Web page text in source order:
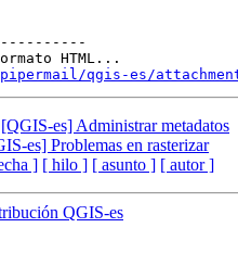
HTML...
qgis-es/
[QGIS-es] Administrar metadatos
es] Problemas en rasterizar
] [ hilo ] [ asunto ] [ autor ]
QGIS-es